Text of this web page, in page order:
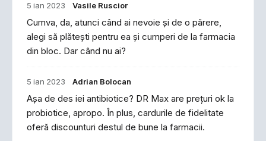
5 ian 2023 Vasile Ruscior
Cumva, da, atunci când ai nevoie și de o părere,
alegi să plătești pentru ea și cumperi de la farmacia
din bloc. Dar când nu ai?
5 ian 2023 Adrian Bolocan
Așa de des iei antibiotice? DR Max are prețuri ok la
probiotice, apropo. În plus, cardurile de fidelitate
oferă discounturi destul de bune la farmacii.